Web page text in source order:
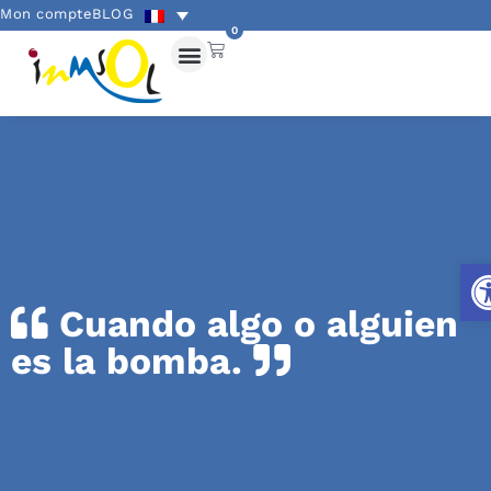
Mon compteBLOG
0
Cuando algo o alguien
es la bomba.